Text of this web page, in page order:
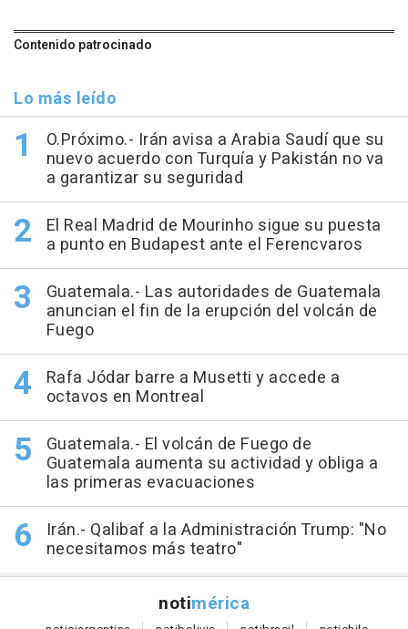
Contenido patrocinado
Lo más leído
O.Próximo.- Irán avisa a Arabia Saudí que su
nuevo acuerdo con Turquía y Pakistán no va
a garantizar su seguridad
El Real Madrid de Mourinho sigue su puesta
a punto en Budapest ante el Ferencvaros
Guatemala.- Las autoridades de Guatemala
anuncian el fin de la erupción del volcán de
Fuego
Rafa Jódar barre a Musetti y accede a
octavos en Montreal
Guatemala.- El volcán de Fuego de
Guatemala aumenta su actividad y obliga a
las primeras evacuaciones
Irán.- Qalibaf a la Administración Trump: "No
necesitamos más teatro"
notimérica